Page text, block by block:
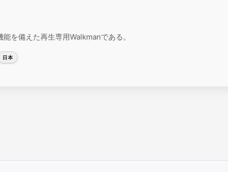
を備えた再生専用Walkmanである。
日本